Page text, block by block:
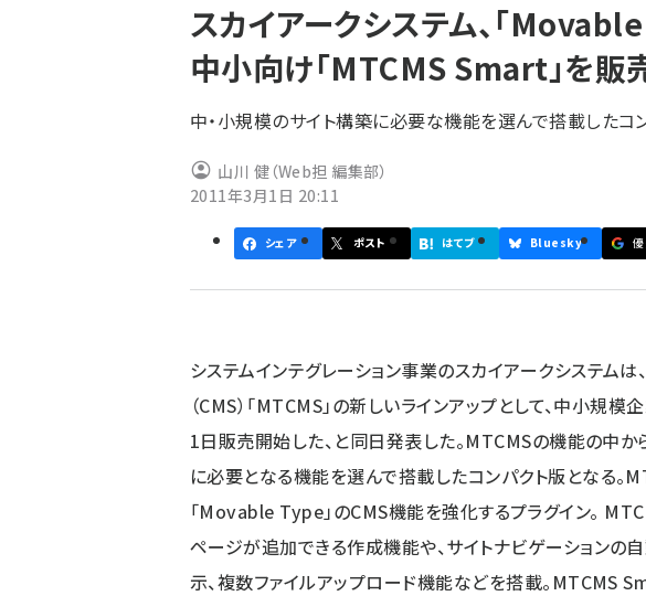
ン
く
ず
スカイアークシステム、「
中小向け「MTCMS Smart」を販
中・小規模のサイト構築に必要な機能を選んで搭載したコ
山川 健（Web担 編集部）
2011年3月1日 20:11
シェア ポスト はてブ Bluesky
システムインテグレーション事業のスカイアークシステム
（CMS）「MTCMS」の新しいラインアップとして、中小規
1日販売開始した、と同日発表した。MTCMSの機能の中か
に必要となる機能を選んで搭載したコンパクト版となる。
「Movable Type」のCMS機能を強化するプラグイン。
ページが追加できる作成機能や、サイトナビゲーションの
示、複数ファイルアップロード機能などを搭載。MTCMS